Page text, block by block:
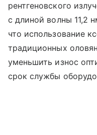
рентгеновского
с длиной волны 11,2
что использование
традиционных
уменьшить износ
срок службы